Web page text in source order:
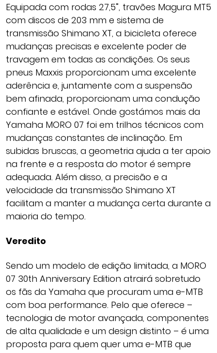
Equipada com rodas 27,5”, travões Magura MT5
com discos de 203 mm e sistema de
transmissão Shimano XT, a bicicleta oferece
mudanças precisas e excelente poder de
travagem em todas as condições. Os seus
pneus Maxxis proporcionam uma excelente
aderência e, juntamente com a suspensão
bem afinada, proporcionam uma condução
confiante e estável. Onde gostámos mais da
Yamaha MORO 07 foi em trilhos técnicos com
mudanças constantes de inclinação. Em
subidas bruscas, a geometria ajuda a ter apoio
na frente e a resposta do motor é sempre
adequada. Além disso, a precisão e a
velocidade da transmissão Shimano XT
facilitam a manter a mudança certa durante a
maioria do tempo.
Veredito
Sendo um modelo de edição limitada, a MORO
07 30th Anniversary Edition atrairá sobretudo
os fãs da Yamaha que procuram uma e-MTB
com boa performance. Pelo que oferece –
tecnologia de motor avançada, componentes
de alta qualidade e um design distinto – é uma
proposta para quem quer uma e-MTB que